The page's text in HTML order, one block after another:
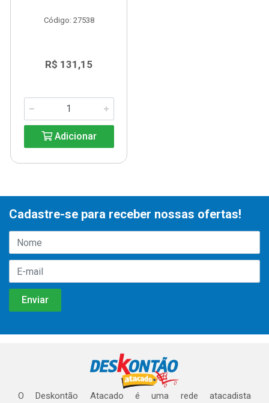
Código: 27538
R$ 131,15
Adicionar
Cadastre-se para receber nossas ofertas!
O Deskontão Atacado é uma rede atacadista